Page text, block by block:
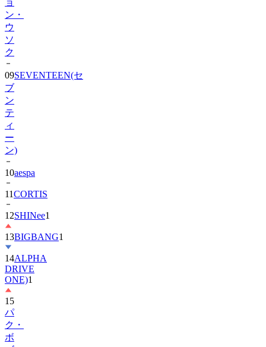
ウ
ソ
ク
09
ブ
ン
テ
ィ
ー
ン)
10aespa
11CORTIS
12SHINee1
13BIGBANG
14ALPHA
DRIVE
ONE)1
15
パ
ク・
ボ
ゴ
ム